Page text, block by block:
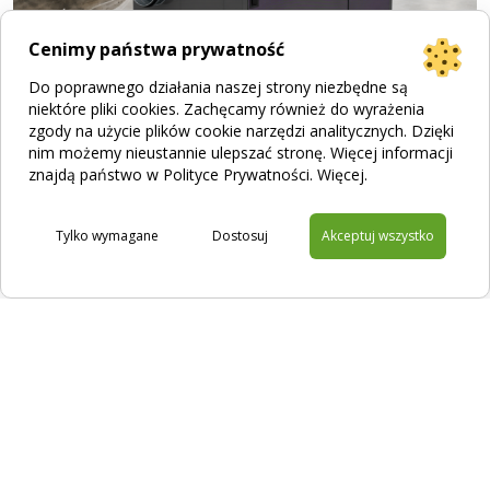
Jak działa filtracja zapachu? Poznaj urządzenia
ODORcut i ODORtec
Cenimy państwa prywatność
Do poprawnego działania naszej strony niezbędne są
niektóre pliki cookies. Zachęcamy również do wyrażenia
zgody na użycie plików cookie narzędzi analitycznych. Dzięki
nim możemy nieustannie ulepszać stronę. Więcej informacji
znajdą państwo w Polityce Prywatności. Więcej.
Dostosuj
Tylko wymagane Akceptuj wszystko